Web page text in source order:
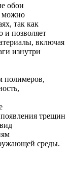
обои
можно
так как
и позволяет
включая
изнутри
полимеров,
появления трещин
среды.